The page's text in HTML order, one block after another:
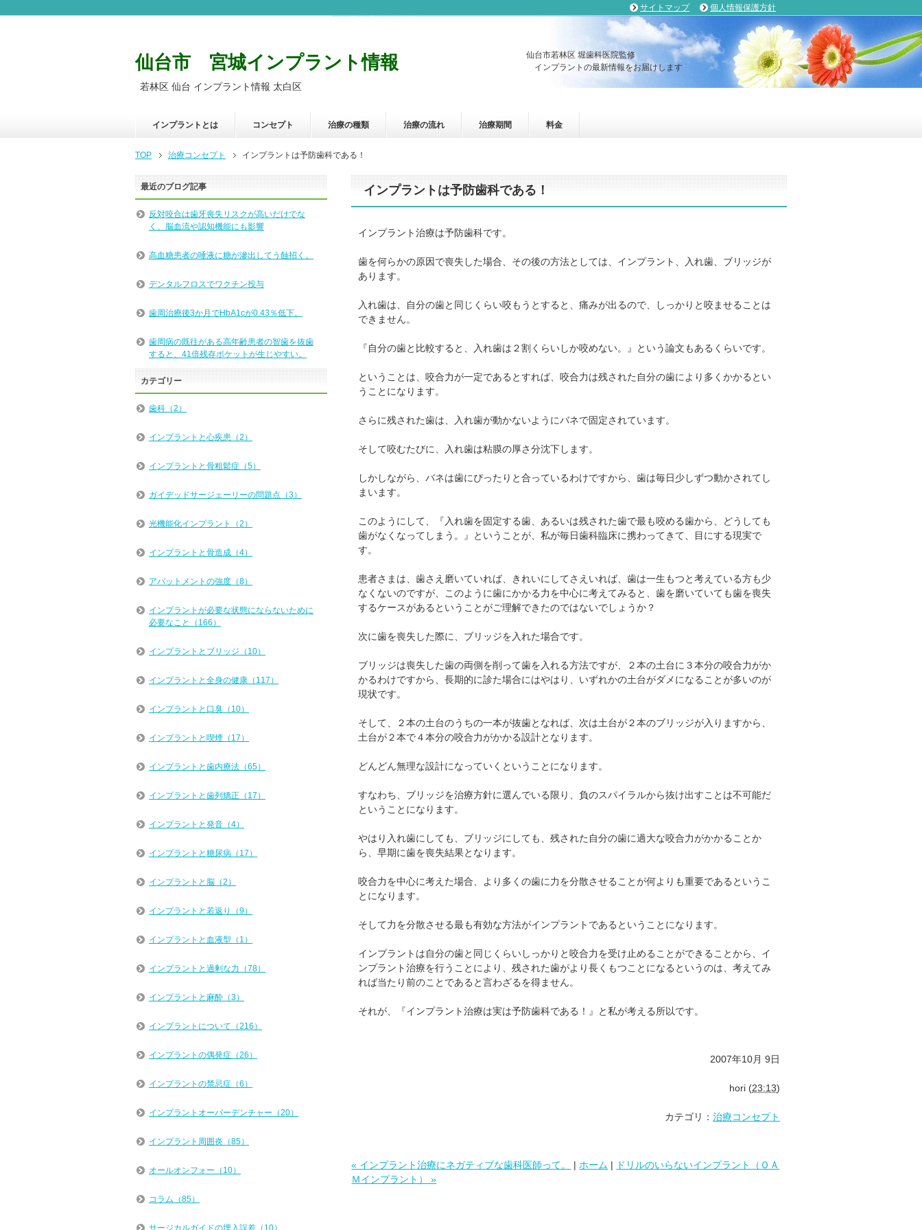
仙台市 宮城インプラント情報
若林区 仙台 インプラント情報 太白区
仙台市若林区 堀歯科医院監修
インプラントの最新情報をお届けします
インプラントとは コンセプト 治療の種類 治療の流れ 治療期間 料金
TOP 治療コンセプト インプラントは予防歯科である！
インプラントは予防歯科である！
インプラント治療は予防歯科です。
歯を何らかの原因で喪失した場合、その後の方法としては、インプラント、入れ歯、ブリッジが
あります。
入れ歯は、自分の歯と同じくらい咬もうとすると、痛みが出るので、しっかりと咬ませることは
できません。
『自分の歯と比較すると、入れ歯は２割くらいしか咬めない。』という論文もあるくらいです。
ということは、咬合力が一定であるとすれば、咬合力は残された自分の歯により多くかかるとい
うことになります。
さらに残された歯は、入れ歯が動かないようにバネで固定されています。
そして咬むたびに、入れ歯は粘膜の厚さ分沈下します。
しかしながら、バネは歯にぴったりと合っているわけですから、歯は毎日少しずつ動かされてし
まいます。
このようにして、『入れ歯を固定する歯、あるいは残された歯で最も咬める歯から、どうしても
歯がなくなってしまう。』ということが、私が毎日歯科臨床に携わってきて、目にする現実で
す。
患者さまは、歯さえ磨いていれば、きれいにしてさえいれば、歯は一生もつと考えている方も少
なくないのですが、このように歯にかかる力を中心に考えてみると、歯を磨いていても歯を喪失
するケースがあるということがご理解できたのではないでしょうか？
次に歯を喪失した際に、ブリッジを入れた場合です。
ブリッジは喪失した歯の両側を削って歯を入れる方法ですが、２本の土台に３本分の咬合力がか
かるわけですから、長期的に診た場合にはやはり、いずれかの土台がダメになることが多いのが
現状です。
そして、２本の土台のうちの一本が抜歯となれば、次は土台が２本のブリッジが入りますから、
土台が２本で４本分の咬合力がかかる設計となります。
どんどん無理な設計になっていくということになります。
すなわち、ブリッジを治療方針に選んでいる限り、負のスパイラルから抜け出すことは不可能だ
ということになります。
やはり入れ歯にしても、ブリッジにしても、残された自分の歯に過大な咬合力がかかることか
ら、早期に歯を喪失結果となります。
咬合力を中心に考えた場合、より多くの歯に力を分散させることが何よりも重要であるというこ
とになります。
そして力を分散させる最も有効な方法がインプラントであるということになります。
インプラントは自分の歯と同じくらいしっかりと咬合力を受け止めることができることから、イ
ンプラント治療を行うことにより、残された歯がより長くもつことになるというのは、考えてみ
れば当たり前のことであると言わざるを得ません。
それが、『インプラント治療は実は予防歯科である！』と私が考える所以です。
2007年10月 9日
hori (23:13)
カテゴリ： 治療コンセプト
« インプラント治療にネガティブな歯科医師って。 | ホーム |
ドリルのいらないインプラント（ＯＡ
Ｍインプラント） »
最近のブログ記事
反対咬合は歯牙喪失リスクが高いだけでな
く、脳血流や認知機能にも影響
高血糖患者の唾液に糖が滲出してう蝕招く。
デンタルフロスでワクチン投与
歯周治療後3か月でHbA1cが0.43％低下。
歯周病の既往がある高年齢患者の智歯を抜歯
すると、41倍残存ポケットが生じやすい。
カテゴリー
歯科（2）
インプラントと心疾患（2）
インプラントと骨粗鬆症（5）
ガイデッドサージェーリーの問題点（3）
光機能化インプラント（2）
インプラントと骨造成（4）
アバットメントの強度（8）
インプラントが必要な状態にならないために
必要なこと（166）
インプラントとブリッジ（10）
インプラントと全身の健康（117）
インプラントと口臭（10）
インプラントと喫煙（17）
インプラントと歯内療法（65）
インプラントと歯列矯正（17）
インプラントと発音（4）
インプラントと糖尿病（17）
インプラントと脳（2）
インプラントと若返り（9）
インプラントと血液型（1）
インプラントと過剰な力（78）
インプラントと麻酔（3）
インプラントについて（216）
インプラントの偶発症（26）
インプラントの禁忌症（6）
インプラントオーバーデンチャー（20）
インプラント周囲炎（85）
オールオンフォー（10）
コラム（85）
サージカルガイドの埋入誤差（10）
サイトマップ 個人情報保護方針